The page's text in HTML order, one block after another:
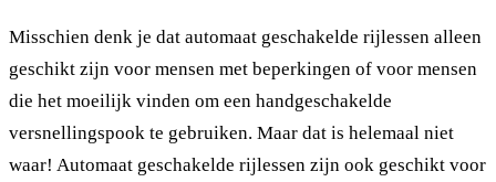
Misschien denk je dat automaat geschakelde rijlessen alleen
geschikt zijn voor mensen met beperkingen of voor mensen
die het moeilijk vinden om een handgeschakelde
versnellingspook te gebruiken. Maar dat is helemaal niet
waar! Automaat geschakelde rijlessen zijn ook geschikt voor